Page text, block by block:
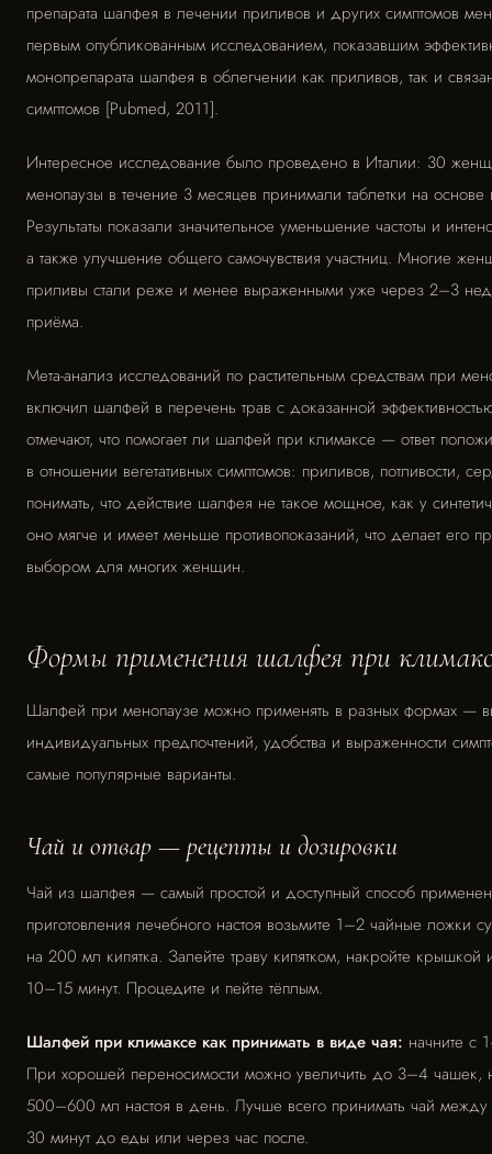
препарата шалфея в лечении приливов и других симптомов
первым опубликованным исследованием, показавшим
монопрепарата шалфея в облегчении как приливов, так и
симптомов [Pubmed, 2011].
Интересное исследование было проведено в Италии: 30
менопаузы в течение 3 месяцев принимали таблетки на
Результаты показали значительное уменьшение частоты и
а также улучшение общего самочувствия участниц. Многие
приливы стали реже и менее выраженными уже через 2–3
приёма.
Мета-анализ исследований по растительным средствам при
включил шалфей в перечень трав с доказанной
отмечают, что помогает ли шалфей при климаксе — ответ
в отношении вегетативных симптомов: приливов, потливости,
понимать, что действие шалфея не такое мощное, как у
оно мягче и имеет меньше противопоказаний, что делает его
выбором для многих женщин.
Формы применения шалфея при
Шалфей при менопаузе можно применять в разных формах —
индивидуальных предпочтений, удобства и выраженности
самые популярные варианты.
Чай и отвар — рецепты и дозировки
Чай из шалфея — самый простой и доступный способ
приготовления лечебного настоя возьмите 1–2 чайные ложки
на 200 мл кипятка. Залейте траву кипятком, накройте крышкой
10–15 минут. Процедите и пейте тёплым.
Шалфей при климаксе как принимать в виде чая: начните с
При хорошей переносимости можно увеличить до 3–4 чашек,
500–600 мл настоя в день. Лучше всего принимать чай
30 минут до еды или через час после.